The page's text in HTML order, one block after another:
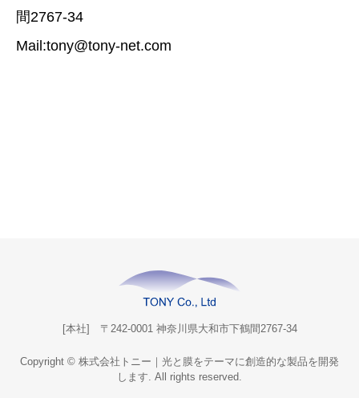
間2767-34
Mail:tony@tony-net.com
[本社] 〒242-0001 神奈川県大和市下鶴間2767-34
Copyright © 株式会社トニー｜光と膜をテーマに創造的な製品を開発
します. All rights reserved.